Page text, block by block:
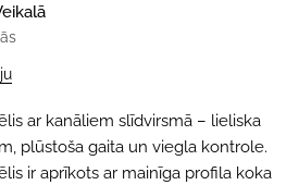
ar kanāliem slīdvirsmā – lieliska
plūstoša gaita un viegla kontrole.
ir aprīkots ar mainīga profila koka